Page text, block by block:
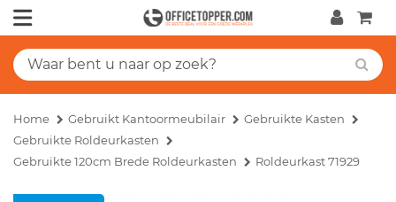
Home Gebruikt Kantoormeubilair
Gebruikte Kasten
Gebruikte Roldeurkasten
Gebruikte 120cm Brede Roldeurkasten
Roldeurkast 71929